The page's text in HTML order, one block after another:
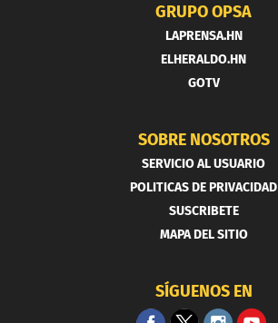
GRUPO OPSA
LAPRENSA.HN
ELHERALDO.HN
GOTV
SOBRE NOSOTROS
SERVICIO AL USUARIO
POLITICAS DE PRIVACIDAD
SUSCRIBETE
MAPA DEL SITIO
SÍGUENOS EN